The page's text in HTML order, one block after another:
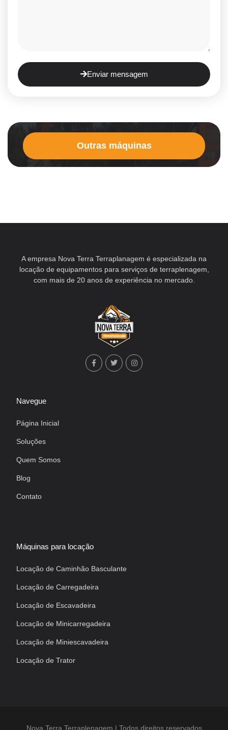
Enviar mensagem
Outras máquinas
A empresa Nova Terra Terraplanagem é especializada na
locação de equipamentos para serviços de terraplenagem,
com mais de 20 anos de experiência no mercado.
Navegue
Página Inicial
Soluções
Quem Somos
Blog
Contato
Máquinas para locação
Locação de Caminhão Basculante
Locação de Carregadeira
Locação de Escavadeira
Locação de Minicarregadeira
Locação de Miniescavadeira
Locação de Trator
Nova Terra Terraplenagem | Todos direitos reservados